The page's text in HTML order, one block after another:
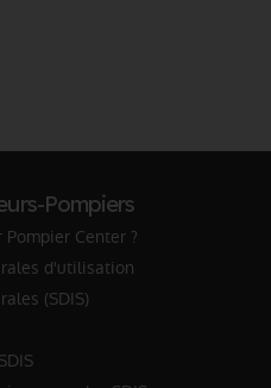
Pompiers
Center ?
d'utilisation
(SDIS)